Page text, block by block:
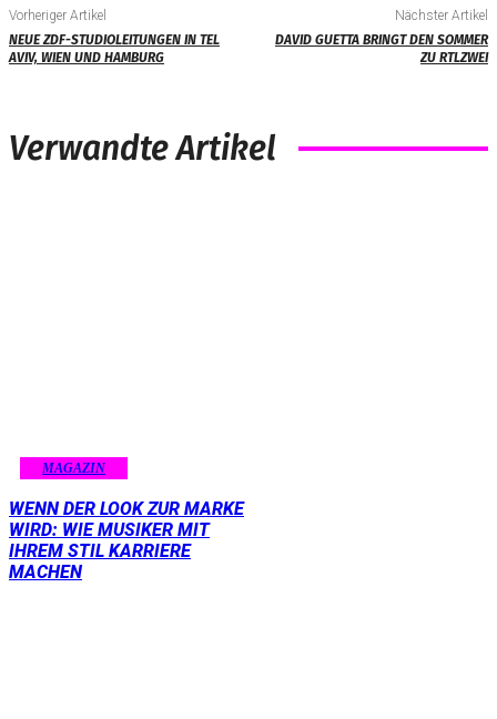
Vorheriger Artikel
NEUE ZDF-STUDIOLEITUNGEN IN TEL
AVIV, WIEN UND HAMBURG
Nächster Artikel
DAVID GUETTA BRINGT DEN SOMMER
ZU RTLZWEI
Verwandte Artikel
MAGAZIN
WENN DER LOOK ZUR MARKE
WIRD: WIE MUSIKER MIT
IHREM STIL KARRIERE
MACHEN